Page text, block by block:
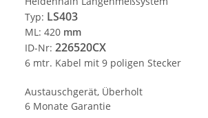
Typ: LS403
ML: 420 mm
ID-Nr: 226520CX
6 mtr. Kabel mit 9 poligen Stecker
Austauschgerät, Überholt
6 Monate Garantie